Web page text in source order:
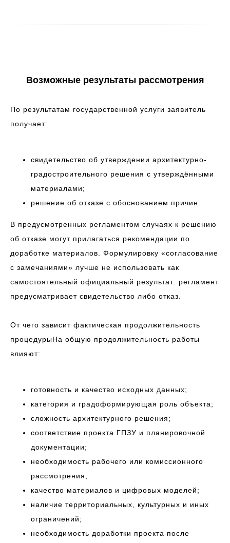
Возможные результаты рассмотрения
По результатам государственной услуги заявитель
получает:
свидетельство об утверждении архитектурно-
градостроительного решения с утверждёнными
материалами;
решение об отказе с обоснованием причин.
В предусмотренных регламентом случаях к решению
об отказе могут прилагаться рекомендации по
доработке материалов. Формулировку «согласование
с замечаниями» лучше не использовать как
самостоятельный официальный результат: регламент
предусматривает свидетельство либо отказ.
От чего зависит фактическая продолжительность
процедурыНа общую продолжительность работы
влияют:
готовность и качество исходных данных;
категория и градоформирующая роль объекта;
сложность архитектурного решения;
соответствие проекта ГПЗУ и планировочной
документации;
необходимость рабочего или комиссионного
рассмотрения;
качество материалов и цифровых моделей;
наличие территориальных, культурных и иных
ограничений;
необходимость доработки проекта после